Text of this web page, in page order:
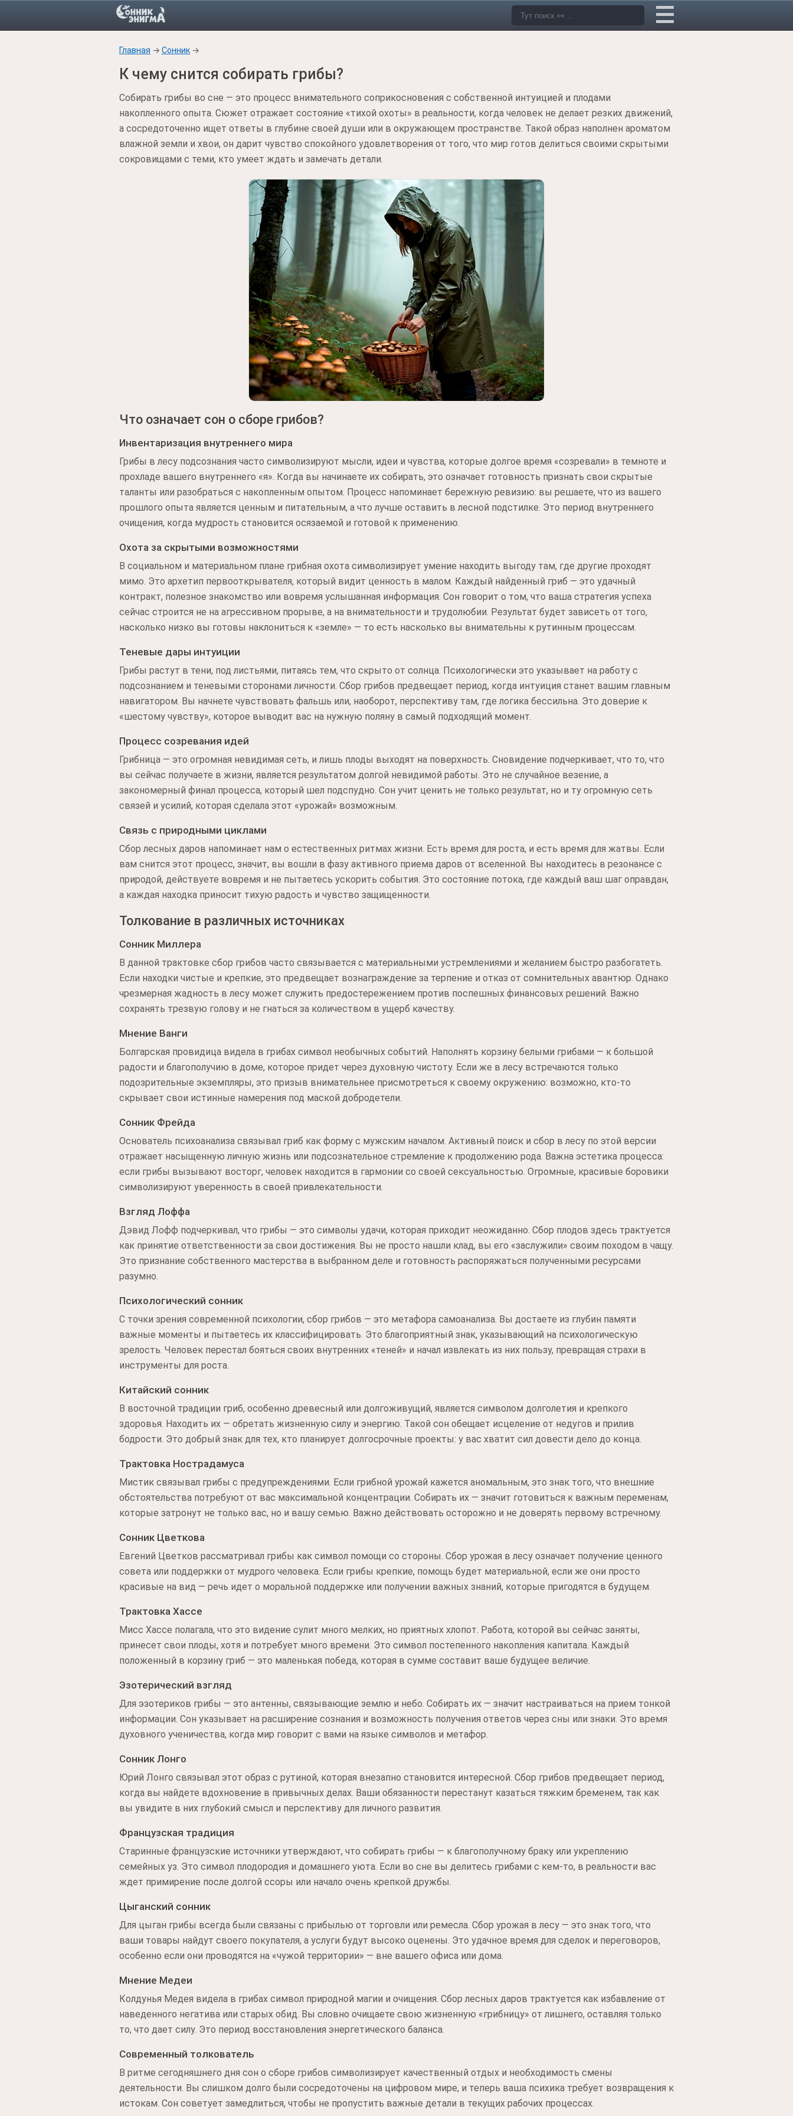
Главная → Сонник →
К чему снится собирать грибы?
Собирать грибы во сне — это процесс внимательного соприкосновения с собственной интуицией и плодами
накопленного опыта. Сюжет отражает состояние «тихой охоты» в реальности, когда человек не делает резких движений,
а сосредоточенно ищет ответы в глубине своей души или в окружающем пространстве. Такой образ наполнен ароматом
влажной земли и хвои, он дарит чувство спокойного удовлетворения от того, что мир готов делиться своими скрытыми
сокровищами с теми, кто умеет ждать и замечать детали.
Что означает сон о сборе грибов?
Инвентаризация внутреннего мира
Грибы в лесу подсознания часто символизируют мысли, идеи и чувства, которые долгое время «созревали» в темноте и
прохладе вашего внутреннего «я». Когда вы начинаете их собирать, это означает готовность признать свои скрытые
таланты или разобраться с накопленным опытом. Процесс напоминает бережную ревизию: вы решаете, что из вашего
прошлого опыта является ценным и питательным, а что лучше оставить в лесной подстилке. Это период внутреннего
очищения, когда мудрость становится осязаемой и готовой к применению.
Охота за скрытыми возможностями
В социальном и материальном плане грибная охота символизирует умение находить выгоду там, где другие проходят
мимо. Это архетип первооткрывателя, который видит ценность в малом. Каждый найденный гриб — это удачный
контракт, полезное знакомство или вовремя услышанная информация. Сон говорит о том, что ваша стратегия успеха
сейчас строится не на агрессивном прорыве, а на внимательности и трудолюбии. Результат будет зависеть от того,
насколько низко вы готовы наклониться к «земле» — то есть насколько вы внимательны к рутинным процессам.
Теневые дары интуиции
Грибы растут в тени, под листьями, питаясь тем, что скрыто от солнца. Психологически это указывает на работу с
подсознанием и теневыми сторонами личности. Сбор грибов предвещает период, когда интуиция станет вашим главным
навигатором. Вы начнете чувствовать фальшь или, наоборот, перспективу там, где логика бессильна. Это доверие к
«шестому чувству», которое выводит вас на нужную поляну в самый подходящий момент.
Процесс созревания идей
Грибница — это огромная невидимая сеть, и лишь плоды выходят на поверхность. Сновидение подчеркивает, что то, что
вы сейчас получаете в жизни, является результатом долгой невидимой работы. Это не случайное везение, а
закономерный финал процесса, который шел подспудно. Сон учит ценить не только результат, но и ту огромную сеть
связей и усилий, которая сделала этот «урожай» возможным.
Связь с природными циклами
Сбор лесных даров напоминает нам о естественных ритмах жизни. Есть время для роста, и есть время для жатвы. Если
вам снится этот процесс, значит, вы вошли в фазу активного приема даров от вселенной. Вы находитесь в резонансе с
природой, действуете вовремя и не пытаетесь ускорить события. Это состояние потока, где каждый ваш шаг оправдан,
а каждая находка приносит тихую радость и чувство защищенности.
Толкование в различных источниках
Сонник Миллера
В данной трактовке сбор грибов часто связывается с материальными устремлениями и желанием быстро разбогатеть.
Если находки чистые и крепкие, это предвещает вознаграждение за терпение и отказ от сомнительных авантюр. Однако
чрезмерная жадность в лесу может служить предостережением против поспешных финансовых решений. Важно
сохранять трезвую голову и не гнаться за количеством в ущерб качеству.
Мнение Ванги
Болгарская провидица видела в грибах символ необычных событий. Наполнять корзину белыми грибами — к большой
радости и благополучию в доме, которое придет через духовную чистоту. Если же в лесу встречаются только
подозрительные экземпляры, это призыв внимательнее присмотреться к своему окружению: возможно, кто-то
скрывает свои истинные намерения под маской добродетели.
Сонник Фрейда
Основатель психоанализа связывал гриб как форму с мужским началом. Активный поиск и сбор в лесу по этой версии
отражает насыщенную личную жизнь или подсознательное стремление к продолжению рода. Важна эстетика процесса:
если грибы вызывают восторг, человек находится в гармонии со своей сексуальностью. Огромные, красивые боровики
символизируют уверенность в своей привлекательности.
Взгляд Лоффа
Дэвид Лофф подчеркивал, что грибы — это символы удачи, которая приходит неожиданно. Сбор плодов здесь трактуется
как принятие ответственности за свои достижения. Вы не просто нашли клад, вы его «заслужили» своим походом в чащу.
Это признание собственного мастерства в выбранном деле и готовность распоряжаться полученными ресурсами
разумно.
Психологический сонник
С точки зрения современной психологии, сбор грибов — это метафора самоанализа. Вы достаете из глубин памяти
важные моменты и пытаетесь их классифицировать. Это благоприятный знак, указывающий на психологическую
зрелость. Человек перестал бояться своих внутренних «теней» и начал извлекать из них пользу, превращая страхи в
инструменты для роста.
Китайский сонник
В восточной традиции гриб, особенно древесный или долгоживущий, является символом долголетия и крепкого
здоровья. Находить их — обретать жизненную силу и энергию. Такой сон обещает исцеление от недугов и прилив
бодрости. Это добрый знак для тех, кто планирует долгосрочные проекты: у вас хватит сил довести дело до конца.
Трактовка Нострадамуса
Мистик связывал грибы с предупреждениями. Если грибной урожай кажется аномальным, это знак того, что внешние
обстоятельства потребуют от вас максимальной концентрации. Собирать их — значит готовиться к важным переменам,
которые затронут не только вас, но и вашу семью. Важно действовать осторожно и не доверять первому встречному.
Сонник Цветкова
Евгений Цветков рассматривал грибы как символ помощи со стороны. Сбор урожая в лесу означает получение ценного
совета или поддержки от мудрого человека. Если грибы крепкие, помощь будет материальной, если же они просто
красивые на вид — речь идет о моральной поддержке или получении важных знаний, которые пригодятся в будущем.
Трактовка Хассе
Мисс Хассе полагала, что это видение сулит много мелких, но приятных хлопот. Работа, которой вы сейчас заняты,
принесет свои плоды, хотя и потребует много времени. Это символ постепенного накопления капитала. Каждый
положенный в корзину гриб — это маленькая победа, которая в сумме составит ваше будущее величие.
Эзотерический взгляд
Для эзотериков грибы — это антенны, связывающие землю и небо. Собирать их — значит настраиваться на прием тонкой
информации. Сон указывает на расширение сознания и возможность получения ответов через сны или знаки. Это время
духовного ученичества, когда мир говорит с вами на языке символов и метафор.
Сонник Лонго
Юрий Лонго связывал этот образ с рутиной, которая внезапно становится интересной. Сбор грибов предвещает период,
когда вы найдете вдохновение в привычных делах. Ваши обязанности перестанут казаться тяжким бременем, так как
вы увидите в них глубокий смысл и перспективу для личного развития.
Французская традиция
Старинные французские источники утверждают, что собирать грибы — к благополучному браку или укреплению
семейных уз. Это символ плодородия и домашнего уюта. Если во сне вы делитесь грибами с кем-то, в реальности вас
ждет примирение после долгой ссоры или начало очень крепкой дружбы.
Цыганский сонник
Для цыган грибы всегда были связаны с прибылью от торговли или ремесла. Сбор урожая в лесу — это знак того, что
ваши товары найдут своего покупателя, а услуги будут высоко оценены. Это удачное время для сделок и переговоров,
особенно если они проводятся на «чужой территории» — вне вашего офиса или дома.
Мнение Медеи
Колдунья Медея видела в грибах символ природной магии и очищения. Сбор лесных даров трактуется как избавление от
наведенного негатива или старых обид. Вы словно очищаете свою жизненную «грибницу» от лишнего, оставляя только
то, что дает силу. Это период восстановления энергетического баланса.
Современный толкователь
В ритме сегодняшнего дня сон о сборе грибов символизирует качественный отдых и необходимость смены
деятельности. Вы слишком долго были сосредоточены на цифровом мире, и теперь ваша психика требует возвращения к
истокам. Сон советует замедлиться, чтобы не пропустить важные детали в текущих рабочих процессах.